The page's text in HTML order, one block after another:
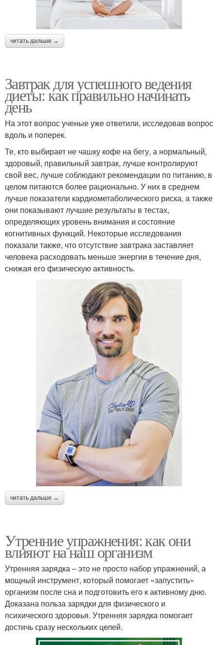
читать дальше →
Завтрак для успешного ведения
диеты: как правильно начинать
день
На этот вопрос ученые уже ответили, исследовав вопрос
вдоль и поперек.
Те, кто выбирает не чашку кофе на бегу, а нормальный,
здоровый, правильный завтрак, лучше контролируют
свой вес, лучше соблюдают рекомендации по питанию, в
целом питаются более рационально. У них в среднем
лучше показатели кардиометаболического риска, а также
они показывают лучшие результаты в тестах,
определяющих уровень внимания и состояние
когнитивных функций. Некоторые исследования
показали также, что отсутствие завтрака заставляет
человека расходовать меньше энергии в течение дня,
снижая его физическую активность.
читать дальше →
Утренние упражнения: как они
влияют на наш организм
Утренняя зарядка – это не просто набор упражнений, а
мощный инструмент, который помогает «запустить»
организм после сна и подготовить его к активному дню.
Доказана польза зарядки для физического и
психического здоровья. Утренняя зарядка помогает
достичь сразу нескольких целей.